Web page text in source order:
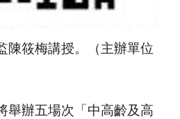
陳筱梅講授。（主辦單位
舉辦五場次「中高齡及高